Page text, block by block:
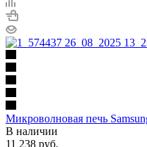
Микроволновая печь
В наличии
11 238 руб.